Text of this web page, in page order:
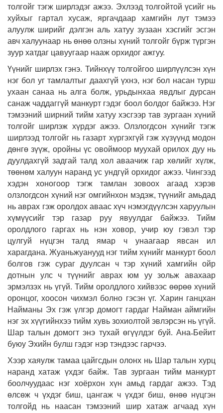
толгойг тэгж ширлэдэг ажээ. Эхлээд толгойтой үсийг нь
хуйхыг гартал хусаж, яргачдаар хамгийн лут тэмээ
алуулж ширийг дэлгэн аль хатуу зузаан хэсгийг эсгэн
авч халуунаар нь өнөө олзны хүний толгойг бүрж түргэн
зуур хатдаг цавуугаар нааж орхидог ажгуу.
Үүнийг ширлэх гэнэ. Тийнхүү толгойгоо ширлүүлсэн хүн
нэг бол уг тамлалтыг даахгүй үхнэ, нэг бол насан турш
ухаан санаа нь алга болж, урьдынхаа явдлыг дурсан
санаж чаддаггүй манкурт гэдэг боол болдог байжээ. Нэг
тэмээний ширний тийм хатуу хэсгээр тав зургаан хүний
толгойг ширлэж хүрдэг ажээ. Олзлогдсон хүнийг тэгж
ширлээд толгойг нь газарт хүргэхгүй гэж хүзүүнд модон
дөнгө зүүж, оройны үс овоймоор муухай орилох дуу нь
дуулдахгүй задгай талд хол аваачиж гар хөлийг хүлж,
төөнөм халуун наранд ус ундгүй орхидог ажээ. Чингээд
хэдэн хоногоор тэгж тамлан зовоох агаад хэрэв
олзлогдсон хүний нэг омгийнхон мэдэж, түүнийг амьдад
нь аврах гэж оролдох аваас хүч нэмэгдүүлсэн харуулын
хүмүүсийг тэр газар руу явуулдаг байжээ. Тийм
оролдлого гаргах нь нэн ховор, учир юу гэвэл тэр
цулгуй нүцгэн талд ямар ч унаагаар явсан ил
харагдана. Жуаньжуанууд нэг тийм хүнийг манкурт боол
болгов гэж сураг дуулсан ч тэр хүний хамгийн ойр
дотнын улс ч түүнийг аврах юм уу зольж авахаар
эрмэлзэх нь үгүй. Тийм оролдлого хийвээс өөрөө хүний
оронцог, хоосон чихмэл болно гэсэн үг. Харин ганцхан
Найманы Эх гэж үлгэр домогт гардаг Найман аймгийн
нэг эх хүүгийнхээ тийм хувь зохиолтой эвлэрсэн нь үгүй.
Шар талын домогт энэ тухай өгүүлдэг буй. Ана˗Бейит
буюу Эхийн булш гэдэг нэр тэндээс гарчээ.
Хээр хаяулж тамаа цайгсдын олонх нь Шар талын хурц
наранд хатаж үхдэг байж. Тав зургаан тийм манкурт
боолчуудаас нэг хоёрхон хүн амьд гардаг ажээ. Тэд
өлсөж ч үхдэг биш, цангаж ч үхдэг биш, өнөө нүцгэн
толгойд нь наасан тэмээний шир хатаж агчаад хүн